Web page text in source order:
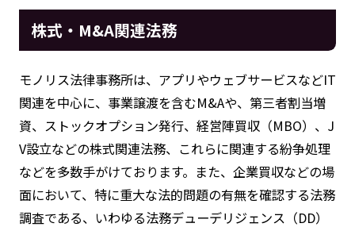
株式・M&A関連法務
モノリス法律事務所は、アプリやウェブサービスなどIT
関連を中心に、事業譲渡を含むM&Aや、第三者割当増
資、ストックオプション発行、経営陣買収（MBO）、J
V設立などの株式関連法務、これらに関連する紛争処理
などを多数手がけております。また、企業買収などの場
面において、特に重大な法的問題の有無を確認する法務
調査である、いわゆる法務デューデリジェンス（DD）